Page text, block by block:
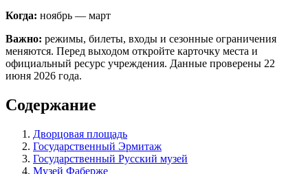
Когда: ноябрь — март
Важно: режимы, билеты, входы и сезонные ограничения
меняются. Перед выходом откройте карточку места и
официальный ресурс учреждения. Данные проверены 22
июня 2026 года.
Содержание
Дворцовая площадь
Государственный Эрмитаж
Государственный Русский музей
Музей Фаберже